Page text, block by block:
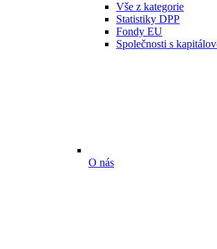
Vše z kategorie
Statistiky DPP
Fondy EU
Společnosti s
O nás